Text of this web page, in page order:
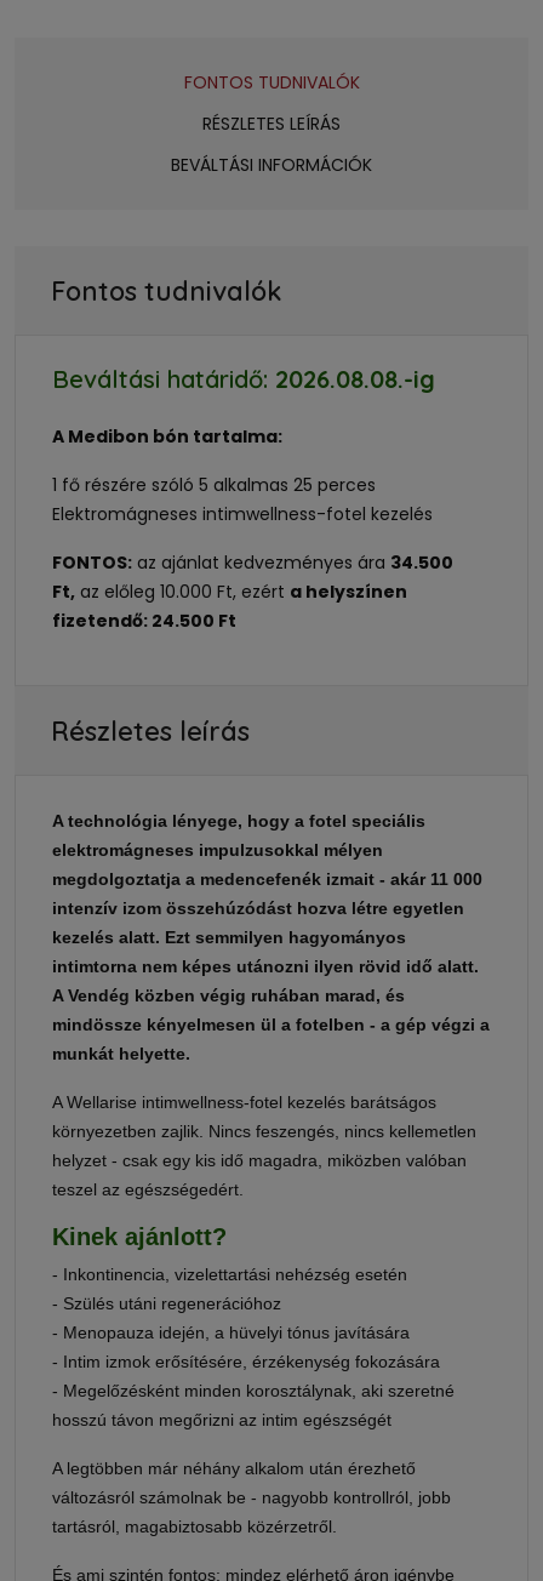
FONTOS TUDNIVALÓK
RÉSZLETES LEÍRÁS
BEVÁLTÁSI INFORMÁCIÓK
Fontos tudnivalók
Beváltási határidő: 2026.08.08.-ig
A Medibon bón tartalma:
1 fő részére szóló 5 alkalmas 25 perces
Elektromágneses intimwellness-fotel kezelés
FONTOS: az ajánlat kedvezményes ára 34.500
Ft, az előleg 10.000 Ft, ezért a helyszínen
fizetendő: 24.500 Ft
Részletes leírás
A technológia lényege, hogy a fotel speciális
elektromágneses impulzusokkal mélyen
megdolgoztatja a medencefenék izmait - akár 11 000
intenzív izom összehúzódást hozva létre egyetlen
kezelés alatt. Ezt semmilyen hagyományos
intimtorna nem képes utánozni ilyen rövid idő alatt.
A Vendég közben végig ruhában marad, és
mindössze kényelmesen ül a fotelben - a gép végzi a
munkát helyette.
A Wellarise intimwellness-fotel kezelés barátságos
környezetben zajlik. Nincs feszengés, nincs kellemetlen
helyzet - csak egy kis idő magadra, miközben valóban
teszel az egészségedért.
Kinek ajánlott?
- Inkontinencia, vizelettartási nehézség esetén
- Szülés utáni regenerációhoz
- Menopauza idején, a hüvelyi tónus javítására
- Intim izmok erősítésére, érzékenység fokozására
- Megelőzésként minden korosztálynak, aki szeretné
hosszú távon megőrizni az intim egészségét
A legtöbben már néhány alkalom után érezhető
változásról számolnak be - nagyobb kontrollról, jobb
tartásról, magabiztosabb közérzetről.
És ami szintén fontos: mindez elérhető áron igénybe